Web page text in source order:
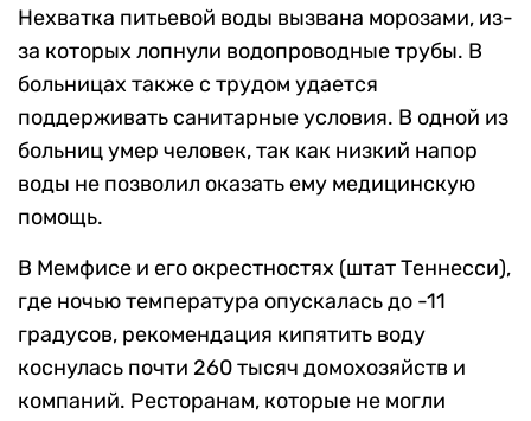
Нехватка питьевой воды вызвана морозами, из-
за которых лопнули водопроводные трубы. В
больницах также с трудом удается
поддерживать санитарные условия. В одной из
больниц умер человек, так как низкий напор
воды не позволил оказать ему медицинскую
помощь.
В Мемфисе и его окрестностях (штат Теннесси),
где ночью температура опускалась до -11
градусов, рекомендация кипятить воду
коснулась почти 260 тысяч домохозяйств и
компаний. Ресторанам, которые не могли